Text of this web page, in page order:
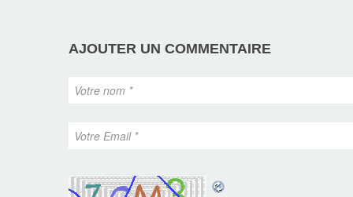
AJOUTER UN COMMENTAIRE